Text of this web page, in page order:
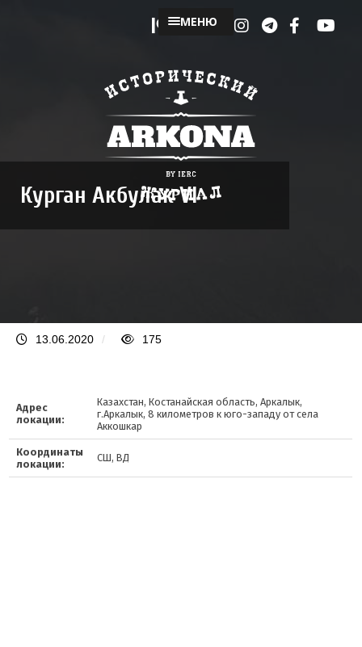
МЕНЮ
Курган Акбулак VI
13.06.2020 / 175
Адрес
локации:
Казахстан, Костанайская область, Аркалык,
г.Аркалык, 8 километров к юго-западу от села
Аккошкар
Координаты
локации:
СШ, ВД